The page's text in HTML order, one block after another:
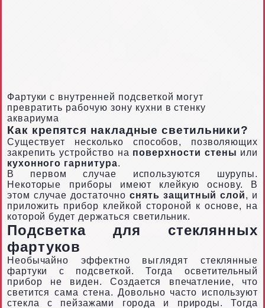
Фартуки с внутренней подсветкой могут
превратить рабочую зону кухни в стенку
аквариума
Как крепятся накладные светильники?
Существует несколько способов, позволяющих
закрепить устройство на поверхности стены или
кухонного гарнитура.
В первом случае используются шурупы.
Некоторые приборы имеют клейкую основу. В
этом случае достаточно снять защитный слой, и
приложить прибор клейкой стороной к основе, на
которой будет держаться светильник.
Подсветка для стеклянных
фартуков
Необычайно эффектно выглядят стеклянные
фартуки с подсветкой. Тогда осветительный
прибор не виден. Создается впечатление, что
светится сама стена. Довольно часто используют
стекла с пейзажами города и природы. Тогда